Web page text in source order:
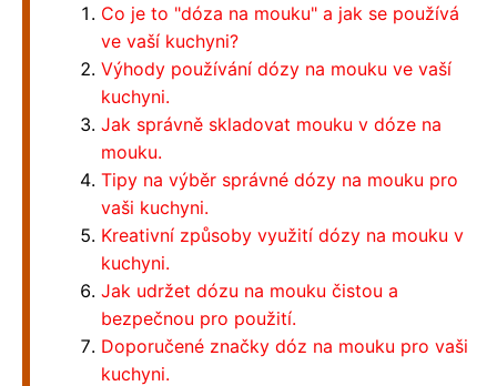
Co je to "dóza na mouku" a jak se používá
ve vaší kuchyni?
Výhody používání dózy na mouku ve vaší
kuchyni.
Jak správně skladovat mouku v dóze na
mouku.
Tipy na výběr správné dózy na mouku pro
vaši kuchyni.
Kreativní způsoby využití dózy na mouku v
kuchyni.
Jak udržet dózu na mouku čistou a
bezpečnou pro použití.
Doporučené značky dóz na mouku pro vaši
kuchyni.